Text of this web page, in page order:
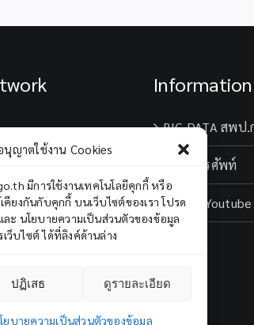
นุญาตใช้งาน Cookies
มีการใช้งานเทคโนโลยีคุกกี้ หรือ
ยงกันกับคุกกี้ บนเว็บไซต์ของเรา โปรด
ะ นโยบายความเป็นส่วนตัวของข้อมูล
ว็บไซต์ ได้ที่ลิงค์ด้านล่าง
ปฏิเสธ ดูรายละเอียด
ยบายความเป็นส่วนตัวของข้อมูล
Information
BIG DATA สพป.
เบอร์โทรศัพท์
Chanel